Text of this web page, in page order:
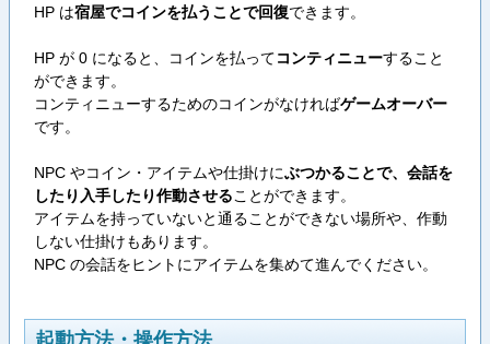
HP は宿屋でコインを払うことで回復できます。
HP が 0 になると、コインを払ってコンティニューすること
ができます。
コンティニューするためのコインがなければゲームオーバー
です。
NPC やコイン・アイテムや仕掛けにぶつかることで、会話を
したり入手したり作動させることができます。
アイテムを持っていないと通ることができない場所や、作動
しない仕掛けもあります。
NPC の会話をヒントにアイテムを集めて進んでください。
起動方法・操作方法